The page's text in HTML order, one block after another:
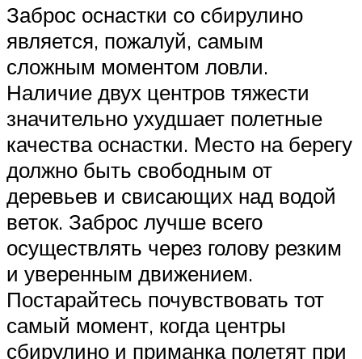
Заброс оснастки со сбирулино
является, пожалуй, самым
сложным моментом ловли.
Наличие двух центров тяжести
значительно ухудшает полетные
качества оснастки. Место на берегу
должно быть свободным от
деревьев и свисающих над водой
веток. Заброс лучше всего
осуществлять через голову резким
и уверенным движением.
Постарайтесь почувствовать тот
самый момент, когда центры
сбирулино и приманка полетят при